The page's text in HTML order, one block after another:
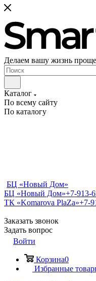
Делаем вашу жизнь
Каталог
По всему сайту
По каталогу
БЦ «Новый Дом»
БЦ «Новый Дом»+7-913-
ТК «Komarova PlaZa»+7-
Заказать звонок
Задать вопрос
Войти
Корзина0
Избранные